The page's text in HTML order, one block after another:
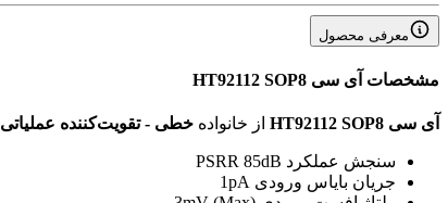
معرفی محصول
مشخصات آی سی HT92112 SOP8
آی سی HT92112 SOP8 از خانواده خطی - تقویت‌کننده‌ عملیاتی
سنجش عملکرد PSRR 85dB
جریان بایاس ورودی 1pA